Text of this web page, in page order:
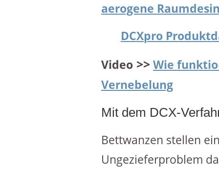
aerogene
DCXpro
Video >>Wie
Vernebelung
Mit dem DCX-
Bettwanzen stellen
Ungezieferproblem